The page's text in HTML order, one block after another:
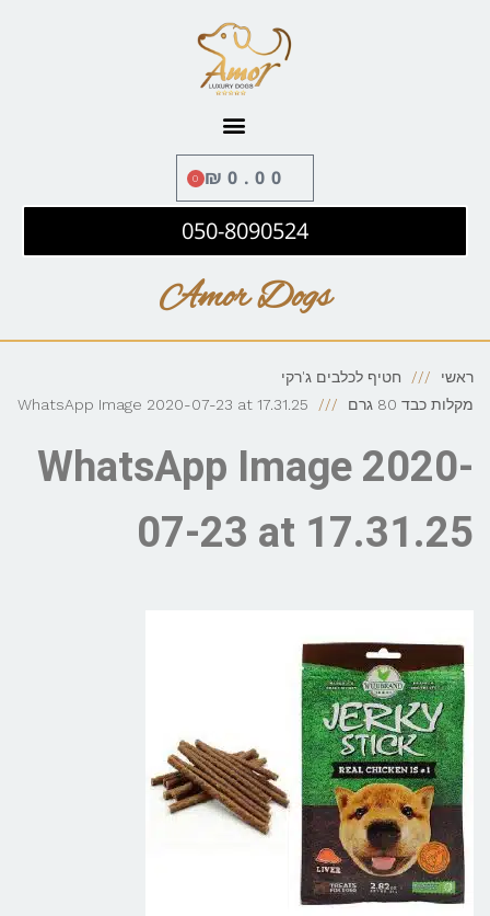
₪0.00
0
050-8090524
Amor Dogs
ראשי
חטיף לכלבים ג'רקי
מקלות כבד 80 גרם
WhatsApp Image 2020-07-23 at 17.31.25
WhatsApp Image 2020-
07-23 at 17.31.25